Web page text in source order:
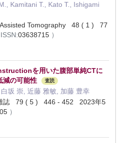
Kamitani T., Kato T., Ishigami
Tomography 48 ( 1 ) 77
ISSN:03638715 ）
を用いた腹部単純CTに
減の可能性
査読
坂 崇, 近藤 雅敏, 加藤 豊幸
誌 79 ( 5 ) 446 - 452 2023年5
）